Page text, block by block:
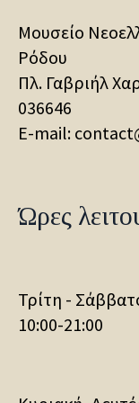
Μουσείο
Ρόδου
Πλ. Γαβριήλ
036646
E-mail:
Ώρες
Τρίτη -
10:00-21:00